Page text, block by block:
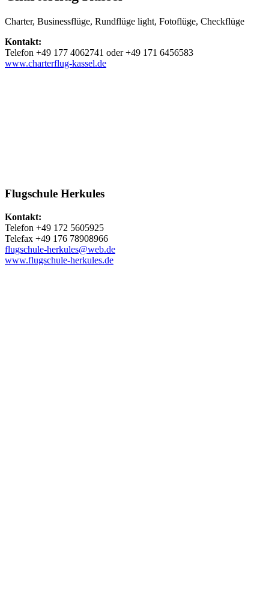
Charter, Businessflüge, Rundflüge light, Fotoflüge, Checkflüge
Kontakt:
Telefon +49 177 4062741 oder +49 171 6456583
www.charterflug-kassel.de
Flugschule Herkules
Kontakt:
Telefon +49 172 5605925
Telefax +49 176 78908966
flugschule-herkules@web.de
www.flugschule-herkules.de